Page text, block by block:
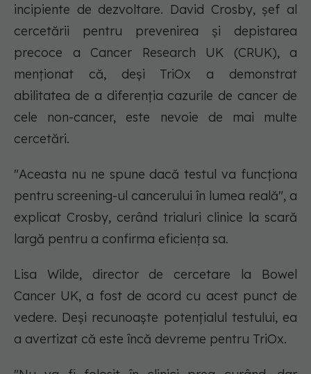
incipiente de dezvoltare. David Crosby, șef al
cercetării pentru prevenirea și depistarea
precoce a Cancer Research UK (CRUK), a
menționat că, deși TriOx a demonstrat
abilitatea de a diferenția cazurile de cancer de
cele non-cancer, este nevoie de mai multe
cercetări.
"Aceasta nu ne spune dacă testul va funcționa
pentru screening-ul cancerului în lumea reală", a
explicat Crosby, cerând trialuri clinice la scară
largă pentru a confirma eficiența sa.
Lisa Wilde, director de cercetare la Bowel
Cancer UK, a fost de acord cu acest punct de
vedere. Deși recunoaște potențialul testului, ea
a avertizat că este încă devreme pentru TriOx.